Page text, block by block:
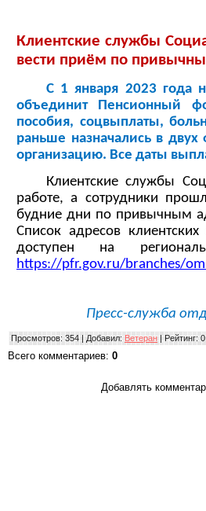
Клиентские службы
вести приём по
С 1 января 2023 года
объединит Пенсионный
пособия, соцвыплаты,
раньше назначались в
организацию. Все даты
Клиентские службы
работе, а сотрудники
будние дни по привычным
Список адресов
доступен на
https://pfr.gov.ru/branches/
Пресс-служба
Просмотров: 354 | Добавил: Ветеран | Рейтинг:
Всего комментариев: 0
Добавлять